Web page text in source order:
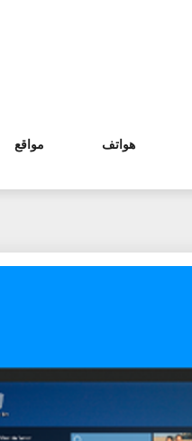
هواتف مواقع